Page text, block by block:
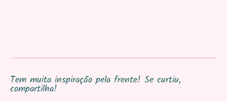
Tem muita inspiração pela frente! Se curtiu,
compartilha!